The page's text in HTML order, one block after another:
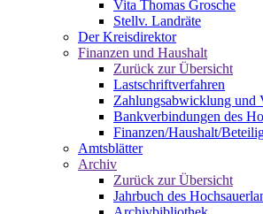
Vita Thomas Grosche
Stellv. Landräte
Der Kreisdirektor
Finanzen und Haushalt
Zurück zur Übersicht
Lastschriftverfahren
Zahlungsabwicklung und
Bankverbindungen des
Finanzen/Haushalt/
Amtsblätter
Archiv
Zurück zur Übersicht
Jahrbuch des